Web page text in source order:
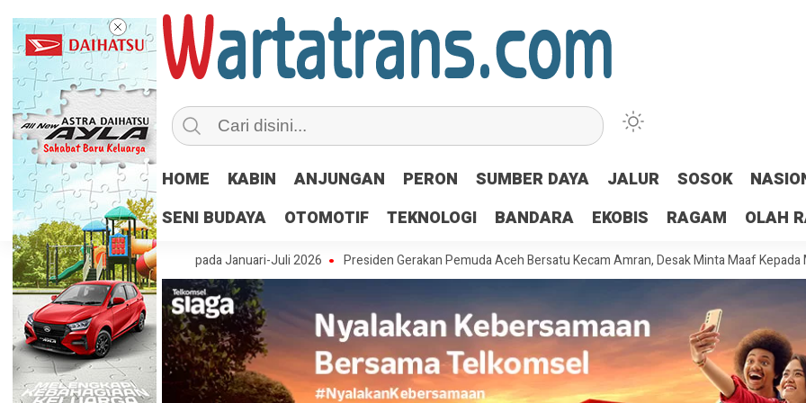
HOME KABIN ANJUNGAN PERON SUMBER DAYA JALUR SOSOK
SENI BUDAYA
OTOMOTIF TEKNOLOGI BANDARA EKOBIS RAGAM OLAH
146.617 Ton pada Januari-Juli 2026 Presiden Gerakan Pemuda Aceh Bersatu Kecam Amran, Desak Minta Maaf Kepada Mualeem: